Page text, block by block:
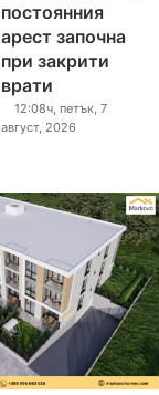
постоянния
арест започна
при закрити
врати
12:08ч, петък, 7
август, 2026